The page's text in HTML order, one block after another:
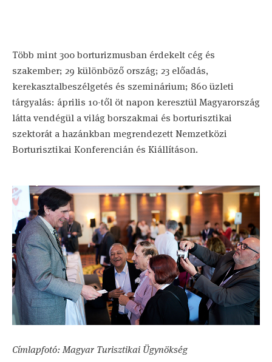
Több mint 300 borturizmusban érdekelt cég és
szakember; 29 különböző ország; 23 előadás,
kerekasztalbeszélgetés és szeminárium; 860 üzleti
tárgyalás: április 10-től öt napon keresztül Magyarország
látta vendégül a világ borszakmai és borturisztikai
szektorát a hazánkban megrendezett Nemzetközi
Borturisztikai Konferencián és Kiállításon.
Címlapfotó: Magyar Turisztikai Ügynökség